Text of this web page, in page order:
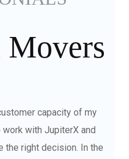
capacity of my
with JupiterX and
the right decision. In the